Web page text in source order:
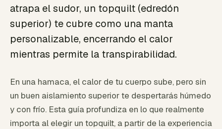
atrapa el sudor, un topquilt (edredón
superior) te cubre como una manta
personalizable, encerrando el calor
mientras permite la transpirabilidad.
En una hamaca, el calor de tu cuerpo sube, pero sin
un buen aislamiento superior te despertarás húmedo
y con frío. Esta guía profundiza en lo que realmente
importa al elegir un topquilt, a partir de la experiencia